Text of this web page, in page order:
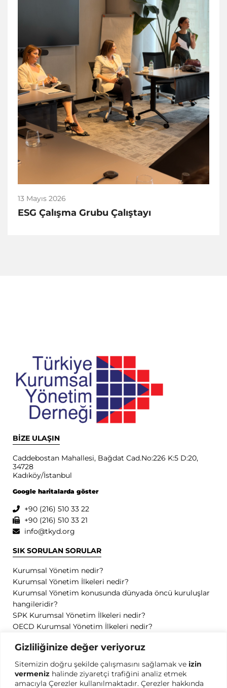
Gizliliğinize değer veriyoruz
Sitemizin doğru şekilde çalışmasını sağlamak ve izin
vermeniz halinde ziyaretçi trafiğini analiz etmek
amacıyla Çerezler kullanılmaktadır. Çerezler hakkında
13 Mayıs 2026
ESG Çalışma Grubu Çalıştayı
BİZE ULAŞIN
Caddebostan Mahallesi, Bağdat Cad.No:226 K:5 D:20,
34728
Kadıköy/İstanbul
Google haritalarda göster
+90 (216) 510 33 22
+90 (216) 510 33 21
info@tkyd.org
SIK SORULAN SORULAR
Kurumsal Yönetim nedir?
Kurumsal Yönetim İlkeleri nedir?
Kurumsal Yönetim konusunda dünyada öncü kuruluşlar
hangileridir?
SPK Kurumsal Yönetim İlkeleri nedir?
OECD Kurumsal Yönetim İlkeleri nedir?
GİZLİLİK
Gizlilik Politikası
Kullanım Koşulları